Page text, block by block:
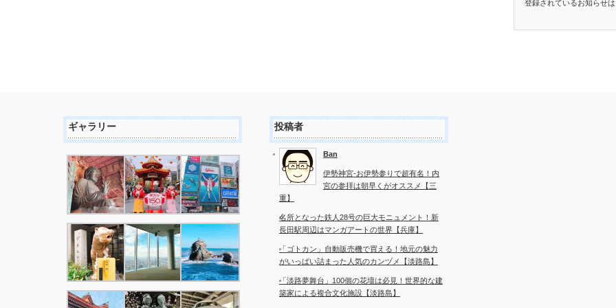
登録されているお知らせは
ギャラリー 投稿者
Ban
伊勢神宮-お伊勢参りで超有名！内
宮の参拝は朝早くがオススメ【三
重】
名所となった鉄人28号の巨大モニュメント！新
長田駅周辺はマンガアートの世界【兵庫】
「ゴトカン」自動販売機で買える！地元の魅力
がいっぱい詰まった人気のカンヅメ【淡路島】
「淡路夢舞台」100個の花壇は必見！世界的な建
築家による複合文化施設【淡路島】